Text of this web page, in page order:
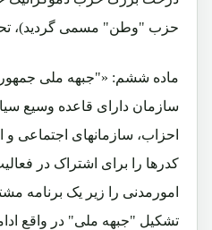
حزب "وطن" مسمی گردید)،
ماده ششم: «"جبهه ملی
سازمان دارای قاعده وسیع
احزاب، سازمانهای اجتماعی
کدرها را برای اشتراک در
امورمدنی را زیر یک برنامه
تشکیل "جبهه ملی" در واقع